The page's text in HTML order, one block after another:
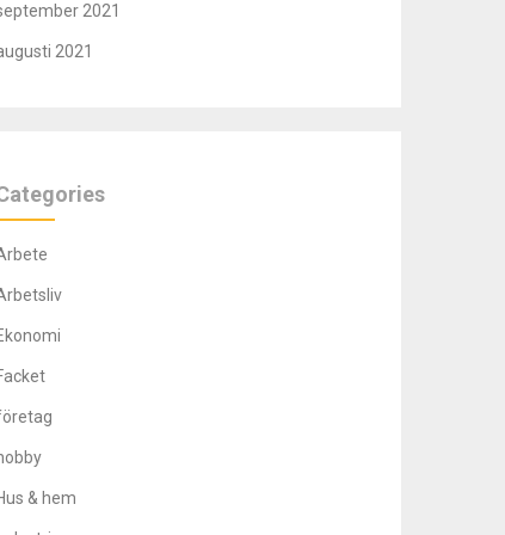
2021
2021
& hem